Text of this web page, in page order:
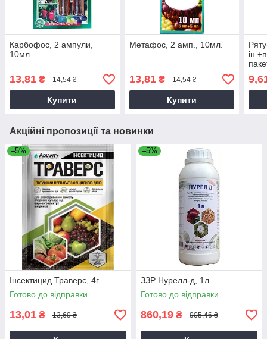
Карбофос, 2 ампули,
10мл.
13,81 ₴ 14,54 ₴
Купити
Метафос, 2 амп., 10мл.
13,81₴ 14,54 ₴
Купити
Акційні пропозиції та новинки
–5%
Інсектицид Траверс, 4г
Готово до відправки
13,01 ₴ 13,69 ₴
–5%
ЗЗР Нурелл-д, 1л
Готово до відправки
860,19 ₴ 905,46 ₴